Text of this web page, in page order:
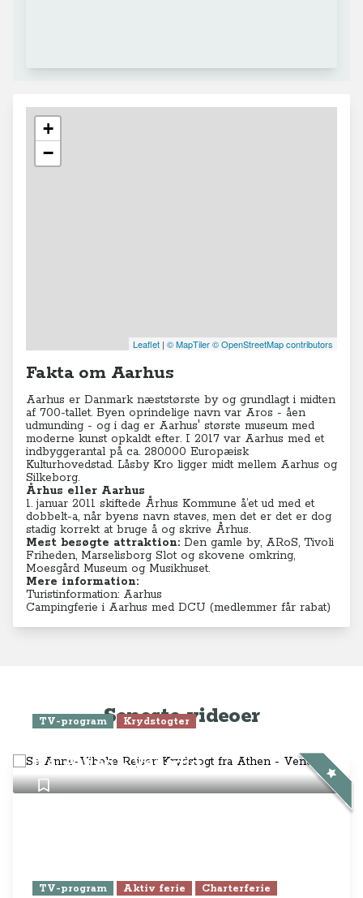
+
−
Leaflet | © MapTiler© OpenStreetMap contributors
Fakta om Aarhus
Aarhus er Danmark næststørste by og grundlagt i midten
af 700-tallet. Byen oprindelige navn var Aros - åen
udmunding - og i dag er Aarhus' største museum med
moderne kunst opkaldt efter. I 2017 var Aarhus med et
indbyggerantal på ca. 280.000 Europæisk
Kulturhovedstad. Låsby Kro ligger midt mellem Aarhus og
Silkeborg.
Århus eller Aarhus
1. januar 2011 skiftede Århus Kommune å’et ud med et
dobbelt-a, når byens navn staves, men det er det er dog
stadig korrekt at bruge å og skrive Århus.
Mest besøgte attraktion: Den gamle by, ARoS, Tivoli
Friheden, Marselisborg Slot og skovene omkring,
Moesgård Museum og Musikhuset.
Mere information:
Turistinformation: Aarhus
Campingferie i Aarhus med DCU (medlemmer får rabat)
Seneste videoer
TV-program Krydstogter
fra Athen - Venedig
TV-program Aktiv ferie Charterferie